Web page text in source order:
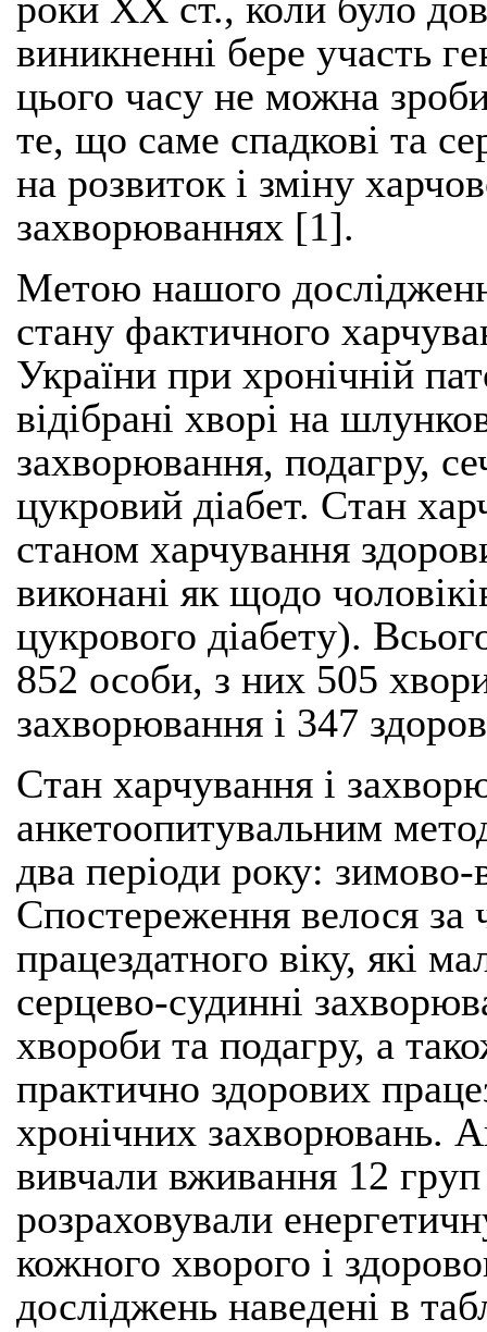
виникненні бере участь
цього часу не можна
те, що саме спадкові та
на розвиток і зміну
захворюваннях [1].
Метою нашого
стану фактичного
України при хронічній
відібрані хворі на
захворювання, подагру,
цукровий діабет. Стан
станом харчування
виконані як щодо
цукрового діабету).
852 особи, з них 505
захворювання і 347
Стан харчування і
анкетоопитувальним
два періоди року: зимово-
Спостереження велося за
працездатного віку, які
серцево-судинні
хвороби та подагру, а
практично здорових
хронічних захворювань.
вивчали вживання 12
розраховували
кожного хворого і
досліджень наведені в